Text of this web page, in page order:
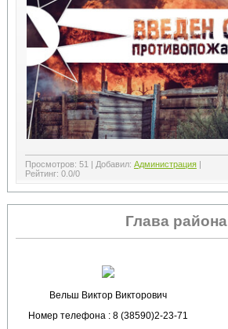
Просмотров: 51 | Добавил: Администрация |
Рейтинг: 0.0/0
Глава района
Вельш Виктор Викторович
Номер телефона : 8 (38590)2-23-71